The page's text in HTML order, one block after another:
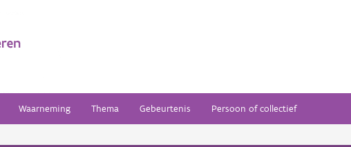
Waarneming Thema Gebeurtenis Persoon of collectief